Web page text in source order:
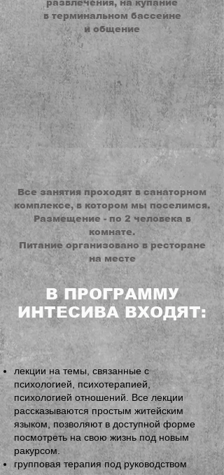
развлечения, на купание
в терминальном бассейне
и общение
Все занятия проходят в санаторном
комплексе, в котором мы поселимся.
Размещение - по 2 человека в
комнате.
Питание организовано в ресторане
на месте
В ПРОГРАММУ
ИНТЕСИВА ВХОДЯТ:
лекции на темы, связанные с
психологией, психотерапией,
психологией отношений. Все лекции
рассказываются простым житейским
языком, позволяют в доступной форме
посмотреть на свою жизнь под новым
ракурсом.
групповая терапия под руководством